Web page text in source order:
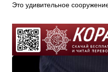
Это удивительное